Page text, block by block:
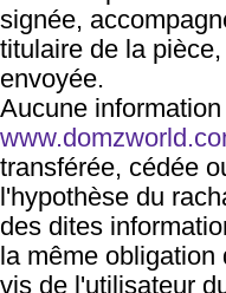
signée,
titulaire de la
envoyée.
Aucune
transférée, cédée
l'hypothèse du
des dites
la même
vis de l'utilisateur